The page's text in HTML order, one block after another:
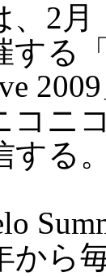
、2月
する
コニ
する
から